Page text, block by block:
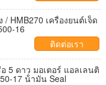
HMB270 เครื่องยนต์เจ็ด
16
ติดต่อเรา
5 ดาว มอเตอร์ แอลเลนติ
17 น้ํามัน Seal